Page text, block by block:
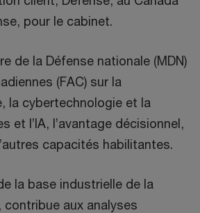
pour le cabinet.
de la Défense nationale (MDN)
(FAC) sur la
la cybertechnologie et la
et l’IA, l’avantage décisionnel,
capacités habilitantes.
la base industrielle de la
aux analyses